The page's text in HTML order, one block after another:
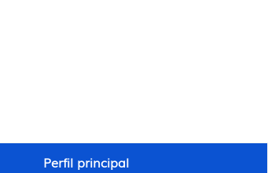
Perfil principal